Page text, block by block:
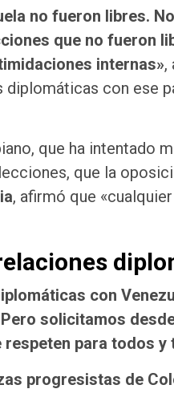
no fueron libres.
que no fueron
internas»,
con ese
que ha intentado
que la
, afirmó que
con
solicitamos
para todos y
progresistas de